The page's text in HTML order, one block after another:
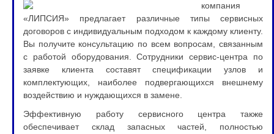
компания
«ЛИПСИЯ» предлагает различные типы сервисных
договоров с индивидуальным подходом к каждому клиенту.
Вы получите консультацию по всем вопросам, связанным
с работой оборудования. Сотрудники сервис-центра по
заявке клиента составят спецификации узлов и
комплектующих, наиболее подвергающихся внешнему
воздействию и нуждающихся в замене.
Эффективную работу сервисного центра также
обеспечивает склад запасных частей, полностью